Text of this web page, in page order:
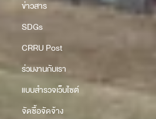
ข่าวสาร
SDGs
CRRU Post
ร่วมงานกับเรา
แบบสำรวจเว็บไซต์
จัดซื้อจัดจ้าง